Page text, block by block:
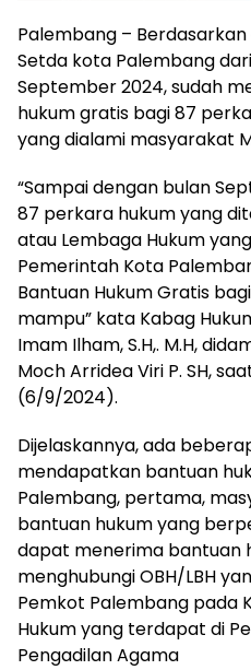
Palembang –
Setda kota Palembang
September 2024, sudah
hukum gratis bagi 87
yang dialami masyarakat
“Sampai dengan bulan
87 perkara hukum yang
atau Lembaga Hukum
Pemerintah Kota
Bantuan Hukum Gratis
mampu” kata Kabag
Imam Ilham, S.H,. M.H,
Moch Arridea Viri P. SH,
(6/9/2024).
Dijelaskannya, ada
mendapatkan bantuan
Palembang, pertama,
bantuan hukum yang
dapat menerima bantuan
menghubungi OBH/LBH
Pemkot Palembang pada
Hukum yang terdapat di
Pengadilan Agama